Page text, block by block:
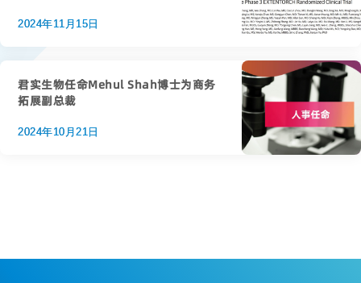
2024年11月15日
君实生物任命Mehul Shah博士为商务
拓展副总裁
2024年10月21日